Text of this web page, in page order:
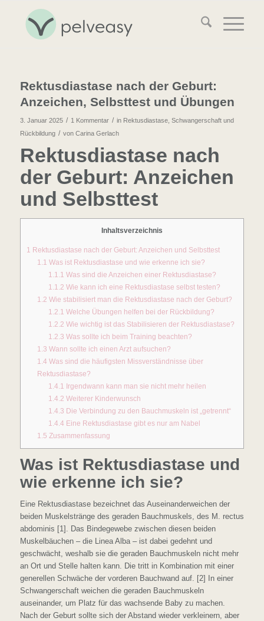
Rektusdiastase nach der Geburt:
Anzeichen, Selbsttest und Übungen
3. Januar 2025 / 1 Kommentar / in Rektusdiastase, Schwangerschaft und
Rückbildung / von Carina Gerlach
Rektusdiastase nach
der Geburt: Anzeichen
und Selbsttest
Inhaltsverzeichnis
1 Rektusdiastase nach der Geburt: Anzeichen und Selbsttest
1.1 Was ist Rektusdiastase und wie erkenne ich sie?
1.1.1 Was sind die Anzeichen einer Rektusdiastase?
1.1.2 Wie kann ich eine Rektusdiastase selbst testen?
1.2 Wie stabilisiert man die Rektusdiastase nach der Geburt?
1.2.1 Welche Übungen helfen bei der Rückbildung?
1.2.2 Wie wichtig ist das Stabilisieren der Rektusdiastase?
1.2.3 Was sollte ich beim Training beachten?
1.3 Wann sollte ich einen Arzt aufsuchen?
1.4 Was sind die häufigsten Missverständnisse über
Rektusdiastase?
1.4.1 Irgendwann kann man sie nicht mehr heilen
1.4.2 Weiterer Kinderwunsch
1.4.3 Die Verbindung zu den Bauchmuskeln ist „getrennt“
1.4.4 Eine Rektusdiastase gibt es nur am Nabel
1.5 Zusammenfassung
Was ist Rektusdiastase und
wie erkenne ich sie?
Eine Rektusdiastase bezeichnet das Auseinanderweichen der
beiden Muskelstränge des geraden Bauchmuskels, des M. rectus
abdominis [1]. Das Bindegewebe zwischen diesen beiden
Muskelbäuchen – die Linea Alba – ist dabei gedehnt und
geschwächt, weshalb sie die geraden Bauchmuskeln nicht mehr
an Ort und Stelle halten kann. Die tritt in Kombination mit einer
generellen Schwäche der vorderen Bauchwand auf. [2] In einer
Schwangerschaft weichen die geraden Bauchmuskeln
auseinander, um Platz für das wachsende Baby zu machen.
Nach der Geburt sollte sich der Abstand wieder verkleinern, aber